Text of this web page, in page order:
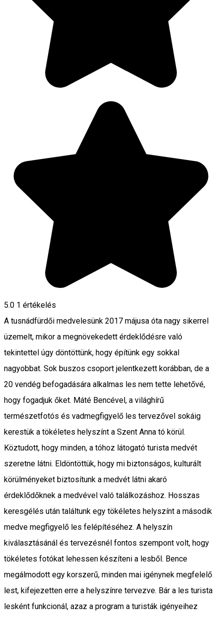
5.0 1 értékelés
A tusnádfürdői medvelesünk 2017 májusa óta nagy sikerrel
üzemelt, mikor a megnövekedett érdeklődésre való
tekintettel úgy döntöttünk, hogy építünk egy sokkal
nagyobbat. Sok buszos csoport jelentkezett korábban, de a
20 vendég befogadására alkalmas les nem tette lehetővé,
hogy fogadjuk őket. Máté Bencével, a világhírű
természetfotós és vadmegfigyelő les tervezővel sokáig
kerestük a tökéletes helyszínt a Szent Anna tó körül.
Köztudott, hogy minden, a tóhoz látogató turista medvét
szeretne látni. Eldöntöttük, hogy mi biztonságos, kulturált
körülményeket biztosítunk a medvét látni akaró
érdeklődőknek a medvével való találkozáshoz. Hosszas
keresgélés után találtunk egy tökéletes helyszínt a második
medve megfigyelő les felépítéséhez. A helyszín
kiválasztásánál és tervezésnél fontos szempont volt, hogy
tökéletes fotókat lehessen készíteni a lesből. Bence
megálmodott egy korszerű, minden mai igénynek megfelelő
lest, kifejezetten erre a helyszínre tervezve. Bár a les turista
lesként funkcionál, azaz a program a turisták igényeihez